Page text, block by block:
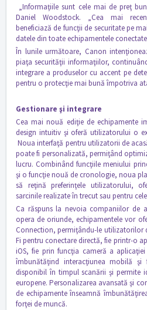
„Informaţiile sunt cele mai de preţ
Daniel Woodstock. „Cea mai
beneficiază de funcţii de securitate pe
datele din toate echipamentele
În lunile următoare, Canon
piaţa securităţii informaţiilor,
integrare a produselor cu accent pe
pentru o protecţie mai bună împotriva
Gestionare şi integrare
Cea mai nouă ediţie de echipamente
design intuitiv şi oferă utilizatorului o
Noua interfaţă pentru utilizatorii de
poate fi personalizată, permiţând
lucru. Combinând funcţiile meniului
şi o funcţie nouă de cronologie, noua
să reţină preferinţele utilizatorului,
sarcinile realizate în trecut sau pentru
Ca răspuns la nevoia companiilor de
opera de oriunde, echipamentele vor
Connection, permiţându-le utilizatorilor
Fi pentru conectare directă, fie printr-o
iOS, fie prin funcţia cameră a aplicaţiei
îmbunătăţind interacţiunea mobilă şi
disponibil în timpul scanării şi permite
europene. Personalizarea avansată şi
de echipamente înseamnă
forţei de muncă.